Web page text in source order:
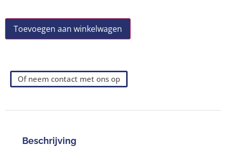
Toevoegen aan winkelwagen
Of neem contact met ons op
Beschrijving